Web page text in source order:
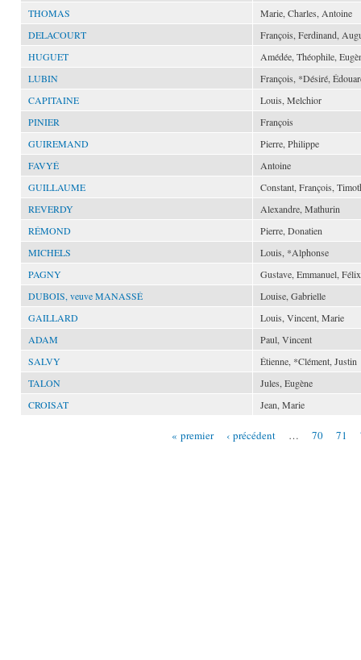
THOMAS
Marie, Charles, Antoine
DELACOURT
François, Ferdinand,
HUGUET
Amédée, Théophile,
LUBIN
François, *Désiré,
CAPITAINE
Louis, Melchior
PINIER
François
GUIREMAND
Pierre, Philippe
FAVYÉ
Antoine
GUILLAUME
Constant, François,
REVERDY
Alexandre, Mathurin
RÉMOND
Pierre, Donatien
MICHELS
Louis, *Alphonse
PAGNY
Gustave, Emmanuel, Félix
DUBOIS, veuve MANASSÉ
Louise, Gabrielle
GAILLARD
Louis, Vincent, Marie
ADAM
Paul, Vincent
SALVY
Étienne, *Clément, Justin
TALON
Jules, Eugène
CROISAT
Jean, Marie
« premier ‹ précédent … 70 71